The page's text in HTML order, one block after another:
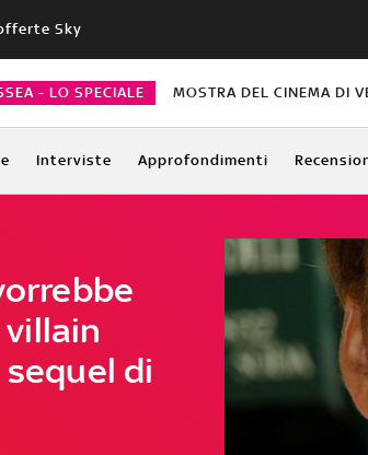
Sky
- LO SPECIALE MOSTRA DEL CINEMA DI
Interviste Approfondimenti
sequel di